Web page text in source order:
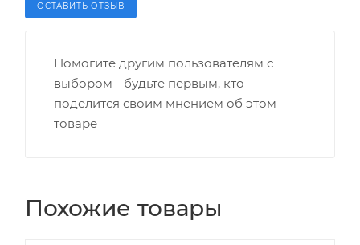
ОСТАВИТЬ ОТЗЫВ
Помогите другим пользователям с
выбором - будьте первым, кто
поделится своим мнением об этом
товаре
Похожие товары